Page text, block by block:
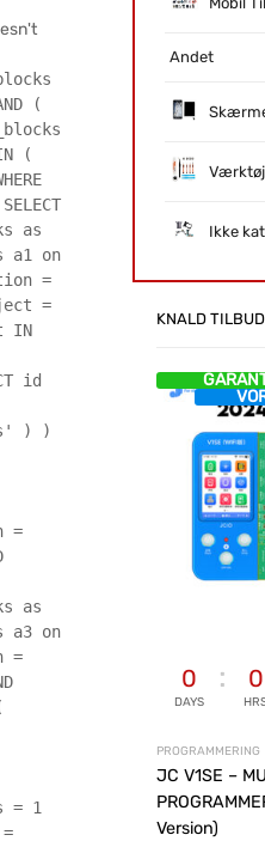
(
(
as
a1 on
=
=
IN
id
) )
=
as
a3 on
=
= 1
Andet
Værktøj
Ikke
KNALD TILBUD
0
DAYS
0
PROGRAMMERING
JC V1SE –
Version)